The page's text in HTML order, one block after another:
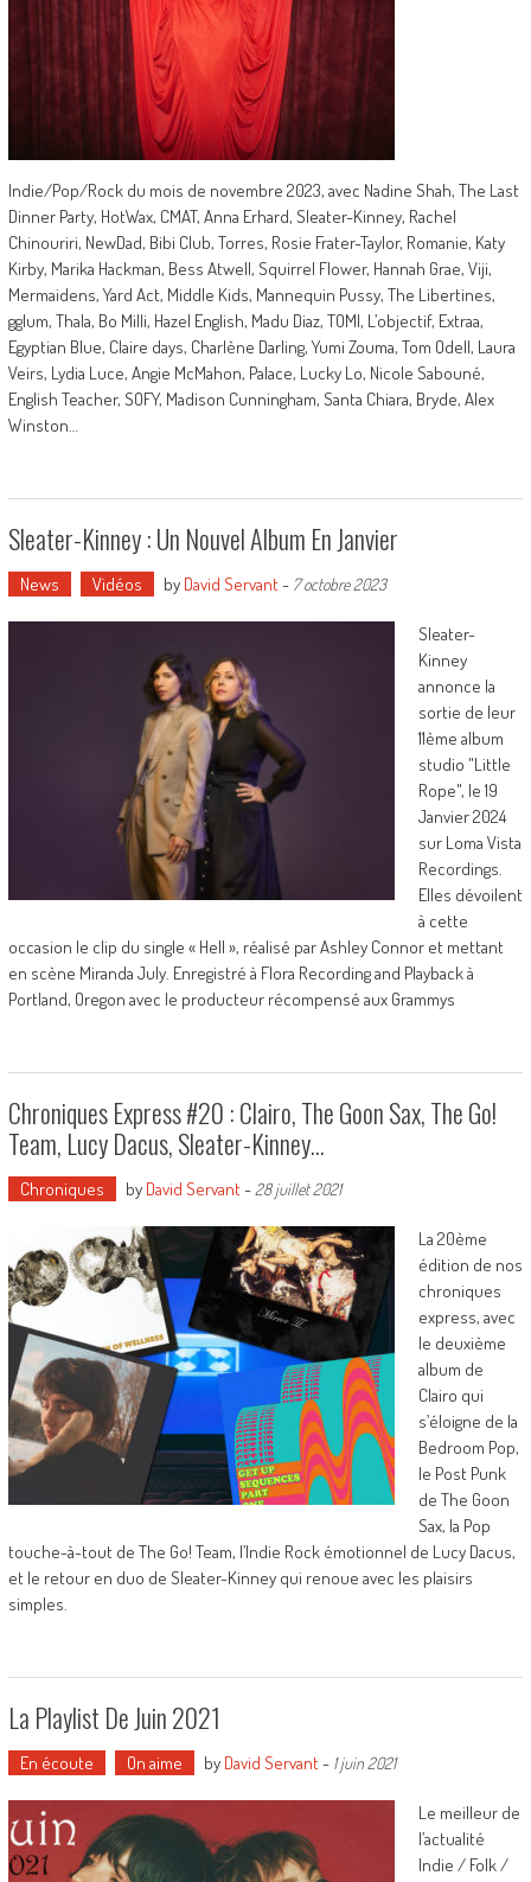
Indie/Pop/Rock du mois de novembre 2023, avec Nadine Shah, The Last
Dinner Party, HotWax, CMAT, Anna Erhard, Sleater-Kinney, Rachel
Chinouriri, NewDad, Bibi Club, Torres, Rosie Frater-Taylor, Romanie, Katy
Kirby, Marika Hackman, Bess Atwell, Squirrel Flower, Hannah Grae, Viji,
Mermaidens, Yard Act, Middle Kids, Mannequin Pussy, The Libertines,
gglum, Thala, Bo Milli, Hazel English, Madu Diaz, TOMI, L’objectif, Extraa,
Egyptian Blue, Claire days, Charlène Darling, Yumi Zouma, Tom Odell, Laura
Veirs, Lydia Luce, Angie McMahon, Palace, Lucky Lo, Nicole Sabouné,
English Teacher, SOFY, Madison Cunningham, Santa Chiara, Bryde, Alex
Winston…
Sleater-Kinney : Un Nouvel Album En Janvier
News Vidéos by David Servant- 7 octobre 2023
Sleater-
Kinney
annonce la
sortie de leur
11ème album
studio "Little
Rope", le 19
Janvier 2024
sur Loma Vista
Recordings.
Elles dévoilent
à cette
occasion le clip du single « Hell », réalisé par Ashley Connor et mettant
en scène Miranda July. Enregistré à Flora Recording and Playback à
Portland, Oregon avec le producteur récompensé aux Grammys
Chroniques Express #20 : Clairo, The Goon Sax, The Go!
Team, Lucy Dacus, Sleater-Kinney…
Chroniques by David Servant- 28 juillet 2021
La 20ème
édition de nos
chroniques
express, avec
le deuxième
album de
Clairo qui
s’éloigne de la
Bedroom Pop,
le Post Punk
de The Goon
Sax, la Pop
touche-à-tout de The Go! Team, l’Indie Rock émotionnel de Lucy Dacus,
et le retour en duo de Sleater-Kinney qui renoue avec les plaisirs
simples.
La Playlist De Juin 2021
En écoute On aime by David Servant- 1 juin 2021
Le meilleur de
l’actualité
Indie / Folk /